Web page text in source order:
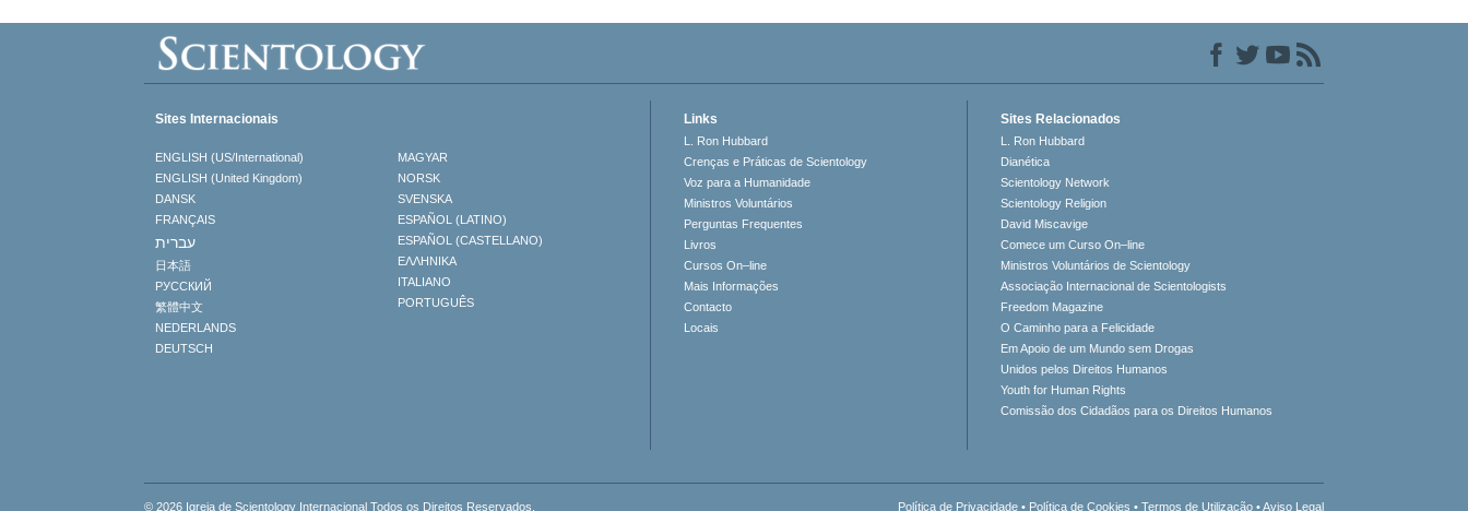
Sites Internacionais
ENGLISH (US/International)
ENGLISH (United Kingdom)
DANSK
FRANÇAIS
עברית
日本語
РУССКИЙ
繁體中文
NEDERLANDS
DEUTSCH
MAGYAR
NORSK
SVENSKA
ESPAÑOL (LATINO)
ESPAÑOL (CASTELLANO)
ΕΛΛΗΝΙΚA
ITALIANO
PORTUGUÊS
Links
L. Ron Hubbard
Crenças e Práticas de Scientology
Voz para a Humanidade
Ministros Voluntários
Perguntas Frequentes
Livros
Cursos On–line
Mais Informações
Contacto
Locais
Sites Relacionados
L. Ron Hubbard
Dianética
Scientology Network
Scientology Religion
David Miscavige
Comece um Curso On–line
Ministros Voluntários de Scientology
Associação Internacional de Scientologists
Freedom Magazine
O Caminho para a Felicidade
Em Apoio de um Mundo sem Drogas
Unidos pelos Direitos Humanos
Youth for Human Rights
Comissão dos Cidadãos para os Direitos Humanos
© 2026 Igreja de Scientology Internacional Todos os Direitos Reservados. Política de Privacidade • Política de Cookies • Termos de Utilização •Aviso Legal